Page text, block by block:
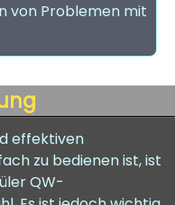
von Problemen mit
effektiven
zu bedienen ist, ist
QW-